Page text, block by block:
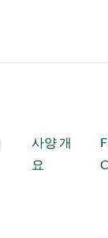
사양 개
요